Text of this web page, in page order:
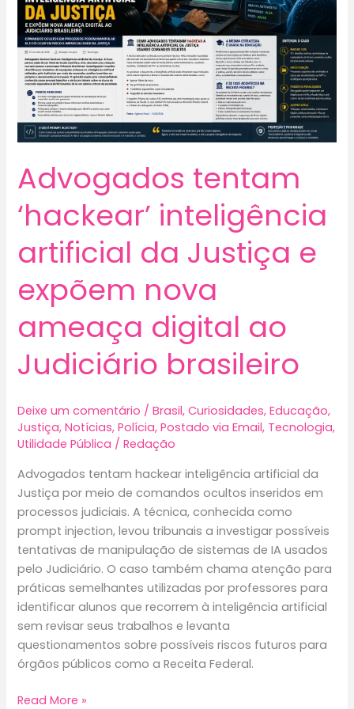
Advogados tentam
‘hackear’ inteligência
artificial da Justiça e
expõem nova
ameaça digital ao
Judiciário brasileiro
Deixe um comentário /Brasil,Curiosidades,Educação,
Justiça,Notícias,Polícia,Postado via Email, Tecnologia,
Utilidade Pública /Redação
Advogados tentam hackear inteligência artificial da
Justiça por meio de comandos ocultos inseridos em
processos judiciais. A técnica, conhecida como
prompt injection, levou tribunais a investigar possíveis
tentativas de manipulação de sistemas de IA usados
pelo Judiciário. O caso também chama atenção para
práticas semelhantes utilizadas por professores para
identificar alunos que recorrem à inteligência artificial
sem revisar seus trabalhos e levanta
questionamentos sobre possíveis riscos futuros para
órgãos públicos como a Receita Federal.
Advogados
Read More »